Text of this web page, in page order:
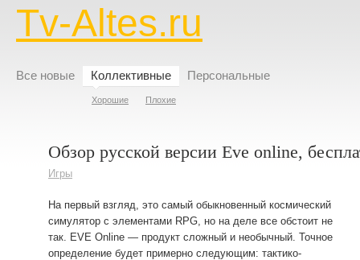
Tv-Altes.ru
Все новые Коллективные
Хорошие Плохие
Персональные
Обзор русской версии Eve online,
Игры
На первый взгляд, это самый обыкновенный космический
симулятор с элементами RPG, но на деле все обстоит не
так. EVE Online — продукт сложный и необычный. Точное
определение будет примерно следующим: тактико-